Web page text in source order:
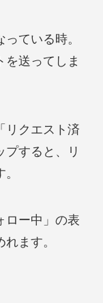
ている時。
を送ってしま
リクエスト済
プすると、リ
ロー中」の表
ます。